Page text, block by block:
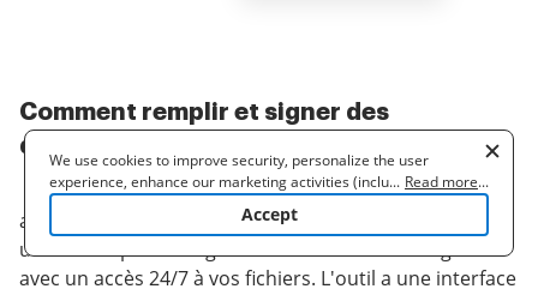
Comment remplir et signer des
documents en ligne
airSlate SignNow vous permet de signer rapidement
un contrat pdf et de gérer vos documents en ligne
avec un accès 24/7 à vos fichiers. L'outil a une interface
We use cookies to improve security, personalize the user
experience, enhance our marketing activities (including
cooperating with our 3rd party partners) and for other business
to learn more. By clicking "Accept"
... Read more...
Accept